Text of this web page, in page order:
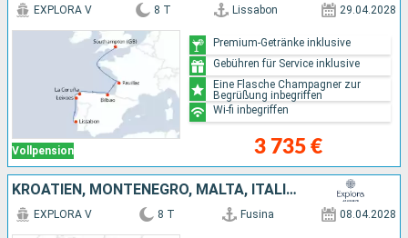
Vollpension
EXPLORA V 8 T Lissabon 29.04.2028
3 735 €
Premium-Getränke inklusive
Gebühren für Service inklusive
Eine Flasche Champagner zur
Begrüßung inbegriffen
Wi-fi inbegriffen
KROATIEN, MONTENEGRO, MALTA, ITALIEN
EXPLORA V 8 T Fusina 08.04.2028